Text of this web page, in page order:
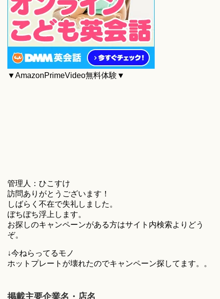
▼AmazonPrimeVideo無料体験▼
管理人：ひこすけ
訪問ありがとうございます！
しばらく不在で失礼しました。
ぼちぼち浮上します。
お探しのキャンペーンがある方はサイト内検索よりどう
ぞ。
↓今ねらってるモノ
ホットプレートが壊れたのでキャンペーン探してます。。
掲載主要企業名・店名